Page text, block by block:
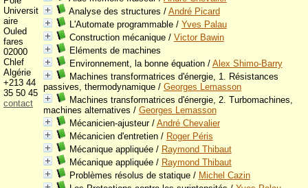
Analyse des structures / André Picard
L'Automate programmable/ Yves Palau
Construction mécanique/ Victor Bawin
Eléments de machines
Environnement, la bonne équation/ Alex Shimo-Barry
Machines transformatrices d'énergie, 1. Résistances
passives, thermodynamique/ Georges Lemasson
Machines transformatrices d'énergie, 2. Turbomachines,
machines alternatives / Georges Lemasson
Mécanicien-ajusteur/ André Chevalier
Mécanicien d'entretien/ Roger Péris
Mécanique appliquée/ Raymond Thibaut
Mécanique appliquée/ Raymond Thibaut
Problèmes résolus de statique/ Michel Cazin
Universit
aire
Ouled
fares
02000
Chlef
Algérie
+213 44
35 50 45
contact